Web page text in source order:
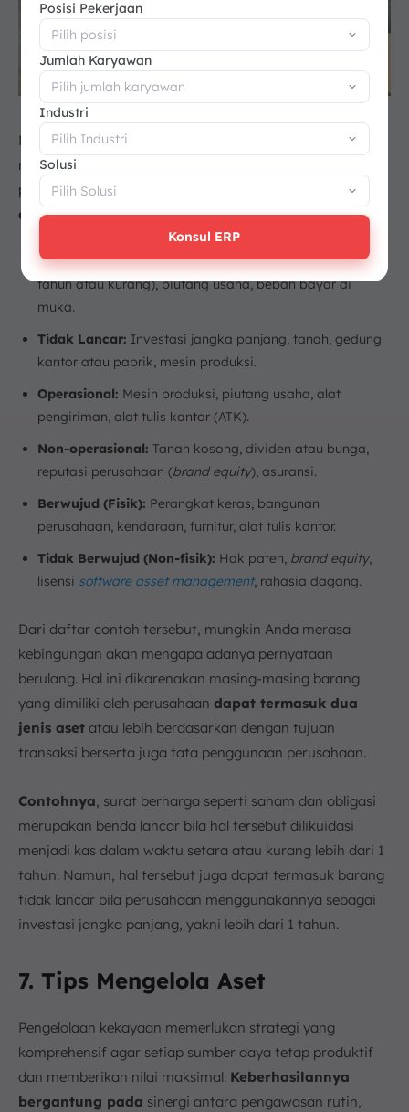
Memahami jenis-jenis sebelumnya akan lebih mudah jika
merujuk langsung pada hal-hal umum dalam operasional
perusahaan. Berikut adalah
beberapa daftar barang
atau lainnyayang termasuk bagian dari setiap jenis:
Lancar:Kas dan setara kas, saham atau obligasi (1
tahun atau kurang), piutang usaha, beban bayar di
muka.
Tidak Lancar: Investasi jangka panjang, tanah, gedung
kantor atau pabrik, mesin produksi.
Operasional: Mesin produksi, piutang usaha, alat
pengiriman, alat tulis kantor (ATK).
Non-operasional: Tanah kosong, dividen atau bunga,
reputasi perusahaan (brand equity), asuransi.
Berwujud (Fisik): Perangkat keras, bangunan
perusahaan, kendaraan, furnitur, alat tulis kantor.
Tidak Berwujud (Non-fisik): Hak paten, brand equity,
lisensi software asset management, rahasia dagang.
Dari daftar contoh tersebut, mungkin Anda merasa
kebingungan akan mengapa adanya pernyataan
berulang. Hal ini dikarenakan masing-masing barang
yang dimiliki oleh perusahaan dapat termasuk dua
jenis aset atau lebih berdasarkan dengan tujuan
transaksi berserta juga tata penggunaan perusahaan.
Contohnya, surat berharga seperti saham dan obligasi
merupakan benda lancar bila hal tersebut dilikuidasi
menjadi kas dalam waktu setara atau kurang lebih dari 1
tahun. Namun, hal tersebut juga dapat termasuk barang
tidak lancar bila perusahaan menggunakannya sebagai
investasi jangka panjang, yakni lebih dari 1 tahun.
7. Tips Mengelola Aset
Pengelolaan kekayaan memerlukan strategi yang
komprehensif agar setiap sumber daya tetap produktif
dan memberikan nilai maksimal. Keberhasilannya
bergantung pada sinergi antara pengawasan rutin,
Posisi Pekerjaan
Jumlah Karyawan
Industri
Solusi
Konsul ERP